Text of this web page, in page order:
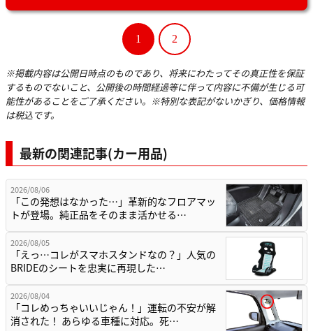
1 2
※掲載内容は公開日時点のものであり、将来にわたってその真正性を保証
するものでないこと、公開後の時間経過等に伴って内容に不備が生じる可
能性があることをご了承ください。※特別な表記がないかぎり、価格情報
は税込です。
最新の関連記事(カー用品)
2026/08/06
「この発想はなかった…」革新的なフロアマッ
トが登場。純正品をそのまま活かせる…
2026/08/05
「えっ…コレがスマホスタンドなの？」人気の
BRIDEのシートを忠実に再現した…
2026/08/04
「コレめっちゃいいじゃん！」運転の不安が解
消された！ あらゆる車種に対応。死…